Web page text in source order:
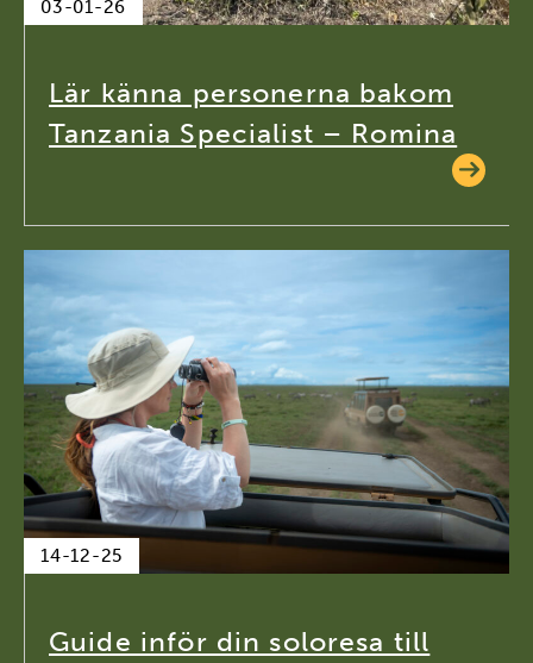
03-01-26
Lär känna personerna bakom
Tanzania Specialist – Romina
14-12-25
Guide inför din soloresa till